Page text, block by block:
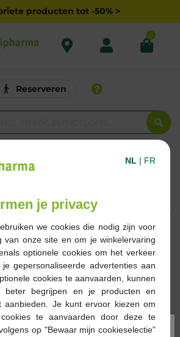
producten tot -50% >
0
Reserveren
2 Resultaten
NL | FR
je privacy
we cookies die nodig zijn voor
van onze site en om je winkelervaring
optionele cookies om het verkeer
gepersonaliseerde advertenties aan
cookies te aanvaarden, kunnen
beter begrijpen en je producten en
aanbieden. Je kunt ervoor kiezen om
te aanvaarden door deze te
op "Bewaar mijn cookieselectie"